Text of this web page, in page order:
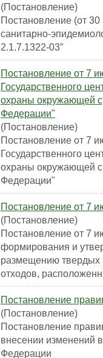
(Постановление)
Постановление (от
санитарно-
2.1.7.1322-03″
Постановление от 7
Государственного
охраны окружающей
Федерации"
(Постановление)
Постановление от 7
Государственного
охраны окружающей
Федерации"
Постановление от 7
(Постановление)
Постановление от 7
формирования и
размещению твердых
отходов,
Постановление
(Постановление)
Постановление
внесении изменений
Федерации